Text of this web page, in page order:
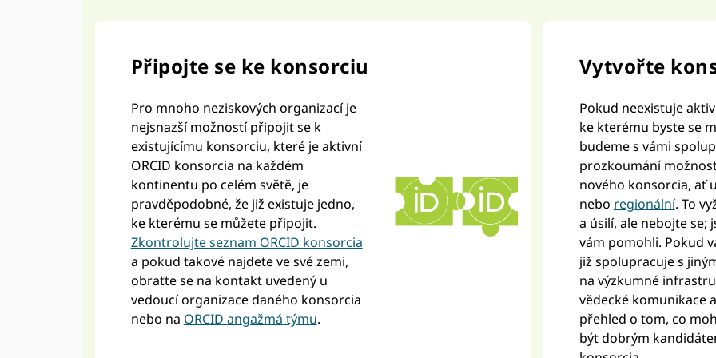
Připojte se ke konsorciu
Pro mnoho neziskových organizací je
nejsnazší možností připojit se k
existujícímu konsorciu, které je aktivní
ORCID konsorcia na každém
kontinentu po celém světě, je
pravděpodobné, že již existuje jedno,
ke kterému se můžete připojit.
Zkontrolujte seznam ORCID konsorcia
a pokud takové najdete ve své zemi,
obraťte se na kontakt uvedený u
vedoucí organizace daného konsorcia
nebo na ORCID angažmá týmu.
Vytvořte
Pokud neexistuje
ke kterému byste se
budeme s vámi
prozkoumání
nového konsorcia, ať
nebo regionální. To
a úsilí, ale nebojte se;
vám pomohli. Pokud
již spolupracuje s
na výzkumné
vědecké komunikace
přehled o tom, co
být dobrým